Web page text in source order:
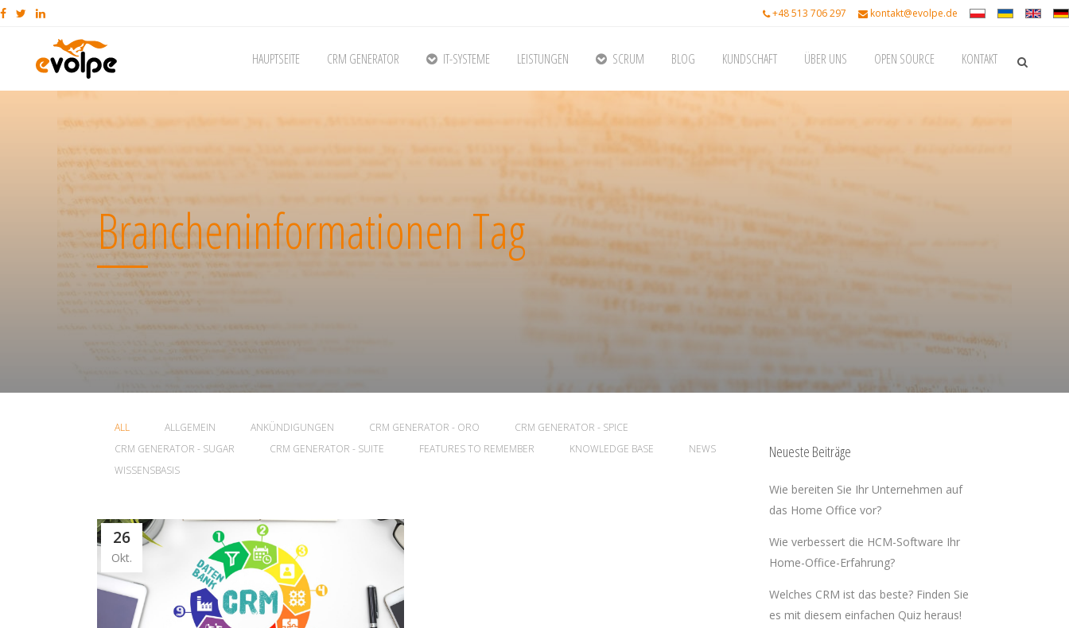
+48 513 706 297 kontakt@evolpe.de
HAUPTSEITE CRM GENERATOR IT-SYSTEME LEISTUNGEN SCRUM BLOG KUNDSCHAFT ÜBER UNS OPEN SOURCE KONTAKT
Brancheninformationen Tag
ALL ALLGEMEIN ANKÜNDIGUNGEN CRM GENERATOR - ORO
CRM GENERATOR - SPICE
CRM GENERATOR - SUGAR
CRM GENERATOR - SUITE FEATURES TO REMEMBER KNOWLEDGE BASE
NEWS
WISSENSBASIS
26
Okt.
Neueste Beiträge
Wie bereiten Sie Ihr Unternehmen auf
das Home Office vor?
Wie verbessert die HCM-Software Ihr
Home-Office-Erfahrung?
Welches CRM ist das beste? Finden Sie
es mit diesem einfachen Quiz heraus!